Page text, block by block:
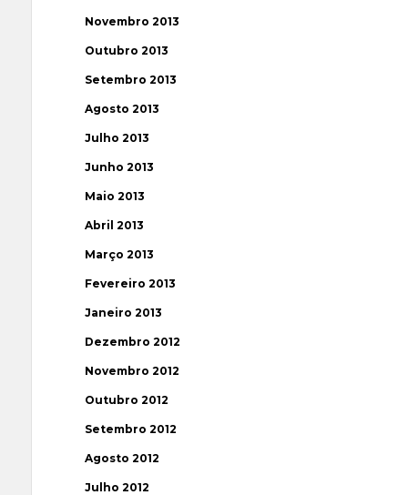
Novembro 2013
Outubro 2013
Setembro 2013
Agosto 2013
Julho 2013
Junho 2013
Maio 2013
Abril 2013
Março 2013
Fevereiro 2013
Janeiro 2013
Dezembro 2012
Novembro 2012
Outubro 2012
Setembro 2012
Agosto 2012
Julho 2012